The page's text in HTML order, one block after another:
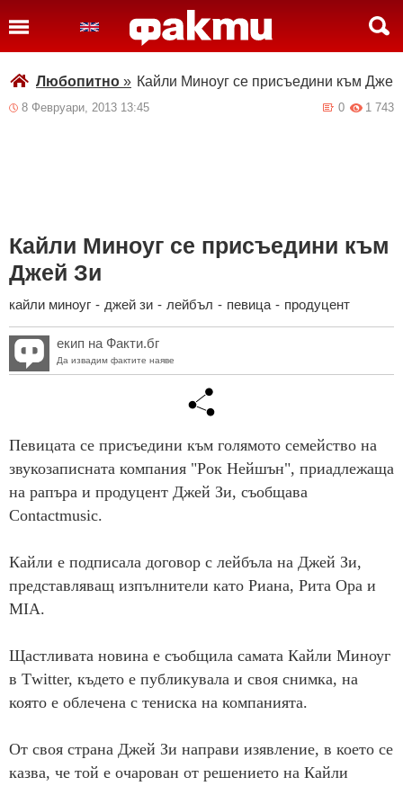
Любопитно » Кайли Миноуг се присъедини към
8 Февруари, 2013 13:45 1 743
0
Кайли Миноуг се присъедини към
Джей Зи
кайли миноуг - джей зи - лейбъл - певица - продуцент
екип на Факти.бг
Да извадим фактите наяве
Певицата се присъедини към голямото семейство на
звукозаписната компания "Рок Нейшън", приадлежаща
на рапъра и продуцент Джей Зи, съобщава
Contactmusic.
Кайли е подписала договор с лейбъла на Джей Зи,
представляващ изпълнители като Риана, Рита Ора и
MIA.
Щастливата новина е съобщила самата Кайли Миноуг
в Тwitter, където е публикувала и своя снимка, на
която е облечена с тениска на компанията.
От своя страна Джей Зи направи изявление, в което се
казва, че той е очарован от решението на Кайли